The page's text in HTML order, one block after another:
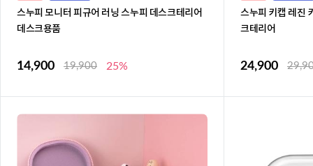
스누피 모니터 피규어 러닝 스누피 데스크테리어
데스크용품
14,900 19,900 25%
스누피 키캡 레진
크테리어
24,900